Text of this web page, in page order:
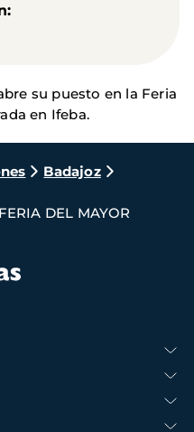
su puesto en la Feria
en Ifeba.
Badajoz
DEL MAYOR